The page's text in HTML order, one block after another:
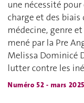
une nécessité
charge et des
médecine, genre
mené par la Pre
Melissa Dominicé
lutter contre les
Numéro 52 - mars 2025